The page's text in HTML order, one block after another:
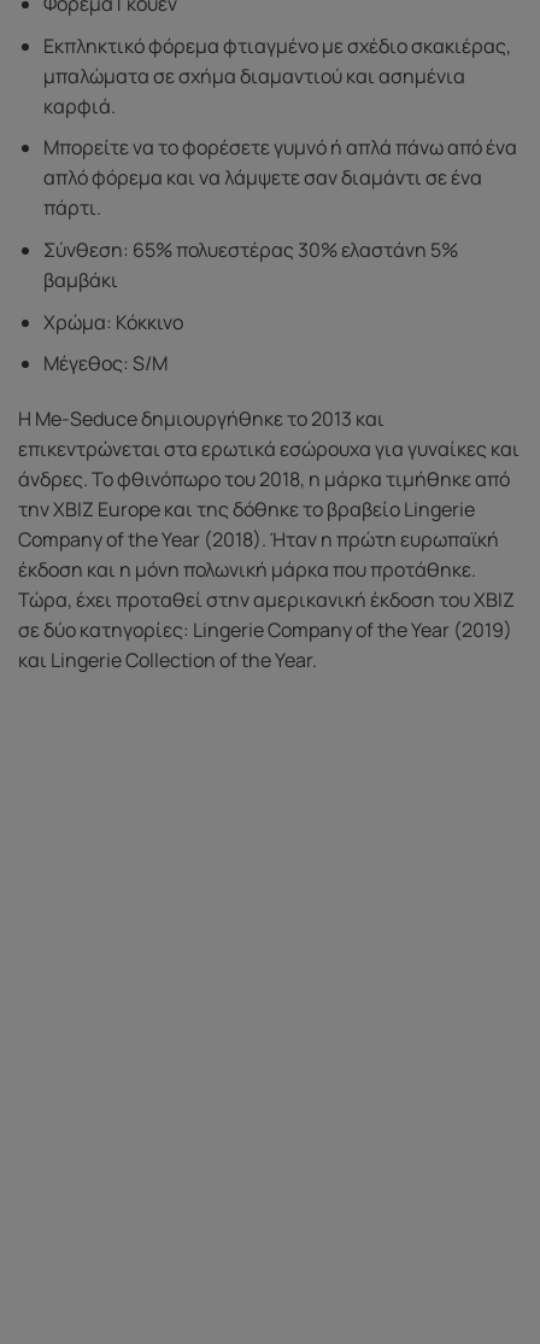
Εκπληκτικό φόρεμα φτιαγμένο με σχέδιο σκακιέρας,
μπαλώματα σε σχήμα διαμαντιού και ασημένια
καρφιά.
Μπορείτε να το φορέσετε γυμνό ή απλά πάνω από ένα
απλό φόρεμα και να λάμψετε σαν διαμάντι σε ένα
πάρτι.
Σύνθεση: 65% πολυεστέρας 30% ελαστάνη 5%
βαμβάκι
Χρώμα: Κόκκινο
Μέγεθος: S/M
Η Me-Seduce δημιουργήθηκε το 2013 και
επικεντρώνεται στα ερωτικά εσώρουχα για γυναίκες και
άνδρες. Το φθινόπωρο του 2018, η μάρκα τιμήθηκε από
την XBIZ Europe και της δόθηκε το βραβείο Lingerie
Company of the Year (2018). Ήταν η πρώτη ευρωπαϊκή
έκδοση και η μόνη πολωνική μάρκα που προτάθηκε.
Τώρα, έχει προταθεί στην αμερικανική έκδοση του XBIZ
σε δύο κατηγορίες: Lingerie Company of the Year (2019)
και Lingerie Collection of the Year.